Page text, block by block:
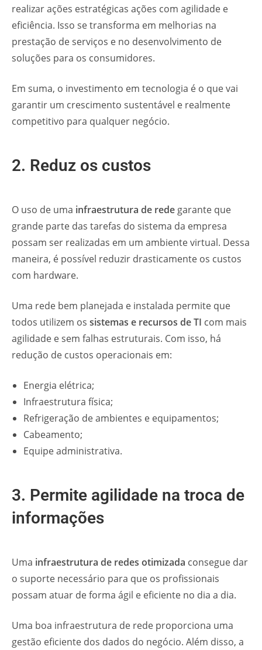
realizar ações estratégicas ações com agilidade e
eficiência. Isso se transforma em melhorias na
prestação de serviços e no desenvolvimento de
soluções para os consumidores.
Em suma, o investimento em tecnologia é o que vai
garantir um crescimento sustentável e realmente
competitivo para qualquer negócio.
2. Reduz os custos
O uso de uma infraestrutura de rede garante que
grande parte das tarefas do sistema da empresa
possam ser realizadas em um ambiente virtual. Dessa
maneira, é possível reduzir drasticamente os custos
com hardware.
Uma rede bem planejada e instalada permite que
todos utilizem os sistemas e recursos de TI com mais
agilidade e sem falhas estruturais. Com isso, há
redução de custos operacionais em:
Energia elétrica;
Infraestrutura física;
Refrigeração de ambientes e equipamentos;
Cabeamento;
Equipe administrativa.
3. Permite agilidade na troca de
informações
Uma infraestrutura de redes otimizada consegue dar
o suporte necessário para que os profissionais
possam atuar de forma ágil e eficiente no dia a dia.
Uma boa infraestrutura de rede proporciona uma
gestão eficiente dos dados do negócio. Além disso, a